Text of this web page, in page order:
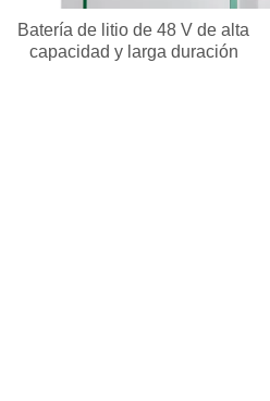
Batería de litio de 48 V de alta
capacidad y larga duración